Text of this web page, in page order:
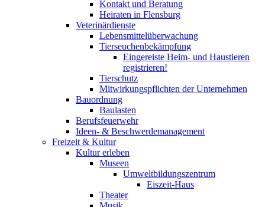
Kontakt und Beratung
Heiraten in Flensburg
Veterinärdienste
Lebensmittelüberwachung
Tierseuchenbekämpfung
Eingereiste Heim- und Haustieren
registrieren!
Tierschutz
Mitwirkungspflichten der Unternehmen
Bauordnung
Baulasten
Berufsfeuerwehr
Ideen- & Beschwerdemanagement
Freizeit & Kultur
Kultur erleben
Museen
Umweltbildungszentrum
Eiszeit-Haus
Theater